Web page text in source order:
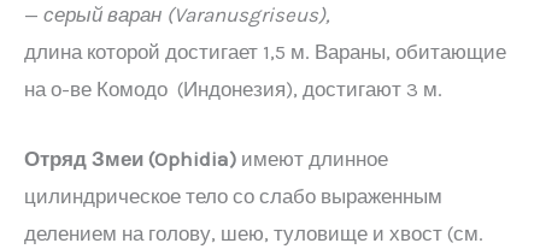
— серый варан (Varanusgriseus),
длина которой достигает 1,5 м. Вараны, обитающие
на о-ве Комодо (Индонезия), достигают 3 м.
Отряд Змеи (Ophidia) имеют длинное
цилиндрическое тело со слабо выраженным
делением на голову, шею, туловище и хвост (см.